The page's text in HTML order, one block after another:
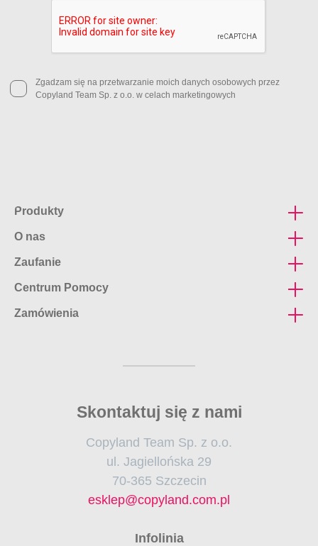
Zgadzam się na przetwarzanie moich danych osobowych przez
Copyland Team Sp. z o.o. w celach marketingowych
Produkty
mapy, dokumentacja CAD
Wizytówki express
Ulotki nieskładane cięte
Wydruki biurowe
O nas
Firma
Regulamin
Jak dojechać
Centrum Pomocy
FAQ
Zaufanie
Polityka prywatności
RODO
Zamówienia
Skontaktuj się z nami
Copyland Team Sp. z o.o.
ul. Jagiellońska 29
70-365 Szczecin
esklep@copyland.com.pl
Infolinia